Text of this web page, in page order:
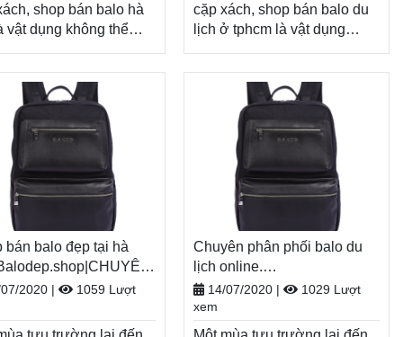
shop bán balo hà
vật dụng không thể
năm học mới đầy
Nhân dịp năm học
Balodep.shop tri ân
hàng với những
trình ưu đãi, khuyến
cùng hấp dẫn và đa
sản phẩm.
shop
hà nội, Balo-Túi
Giao hàng toàn quốc,
phí đổi trả hàng, thanh
khi nhận hàng
cặp xách, shop bán balo du
lịch ở tphcm là vật dụng
năng lượng cho một năm
học mới đầy tươi sáng.
Nhân dịp năm học
mới, Balodep.shop tri ân
khách hàng với những
chương trình ưu đãi, khuyến
mãi vô cùng hấp dẫn và đa
dạng sản phẩm.
Balodep.shop|Chuyên shop
bán balo du lịch ở
tphcm, Balo-Túi xách. Giao
hàng toàn quốc, Miễn phí đổi
trả hàng, thanh toán tiền khi
nhận hàng
Xem thêm
bán balo đẹp tại hà
TÚI XÁCH–VALI ĐẸP
2020 |
1059 Lượt
Chuyên phân phối balo du
lịch online.
Balodep.shop|CHUYÊN
BALO-TÚI XÁCH–VALI ĐẸP
14/07/2020 |
1029 Lượt
xem